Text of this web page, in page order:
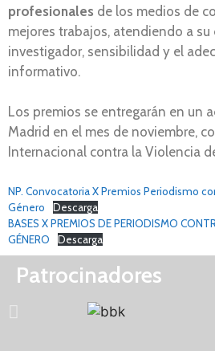
profesionales de los medios de
mejores trabajos, atendiendo a su
investigador, sensibilidad y el
informativo.
Los premios se entregarán en un
Madrid en el mes de noviembre,
Internacional contra la Violencia
NP. Convocatoria X Premios Periodismo
Género
Descarga
BASES X PREMIOS DE PERIODISMO
GÉNERO
Descarga
Patrocinadores